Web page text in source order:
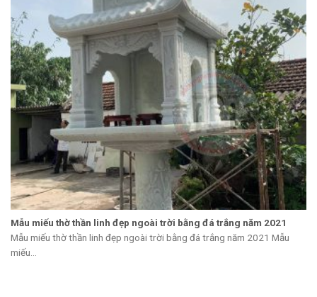
Mẫu miếu thờ thần linh đẹp ngoài trời bằng đá trắng năm 2021
Mẫu miếu thờ thần linh đẹp ngoài trời bằng đá trắng năm 2021 Mẫu
miếu...